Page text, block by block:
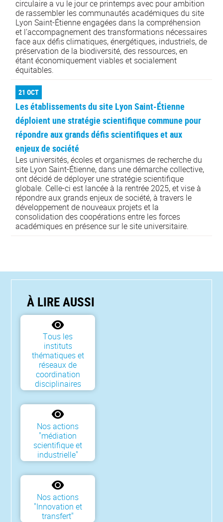
circulaire a vu le jour ce printemps avec pour ambition
de rassembler les communautés académiques du site
Lyon Saint-Étienne engagées dans la compréhension
et l’accompagnement des transformations nécessaires
face aux défis climatiques, énergétiques, industriels, de
préservation de la biodiversité, des ressources, en
étant économiquement viables et socialement
équitables.
21 OCT
Les établissements du site Lyon Saint-Étienne
déploient une stratégie scientifique commune pour
répondre aux grands défis scientifiques et aux
enjeux de société
Les universités, écoles et organismes de recherche du
site Lyon Saint-Étienne, dans une démarche collective,
ont décidé de déployer une stratégie scientifique
globale. Celle-ci est lancée à la rentrée 2025, et vise à
répondre aux grands enjeux de société, à travers le
développement de nouveaux projets et la
consolidation des coopérations entre les forces
académiques en présence sur le site universitaire.
À LIRE AUSSI
Tous les
instituts
thématiques et
réseaux de
coordination
disciplinaires
Nos actions
"médiation
scientifique et
industrielle"
Nos actions
"Innovation et
transfert"